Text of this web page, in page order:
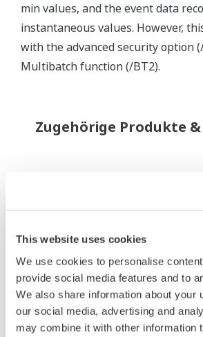
This website uses cookies
We use cookies to personalise
provide social media features and to
We also share information about your
our social media, advertising and
may combine it with other information
min values, and the event data
instantaneous values. However,
with the advanced security option
Multibatch function (/BT2).
Zugehörige Produkte